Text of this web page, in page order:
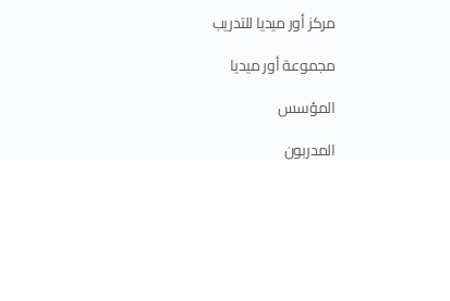
مركز أور ميديا للتدريب
مجموعة أور ميديا
المؤسس
المدربون